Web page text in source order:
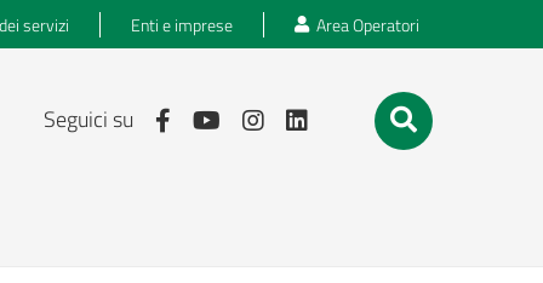
servizi Enti e imprese Area Operatori
Seguici su